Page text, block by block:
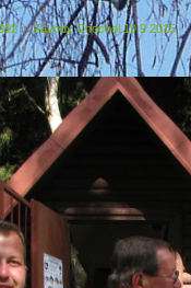
inZávody Chochol 19.9 2015